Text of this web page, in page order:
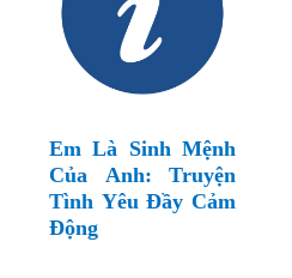
Em Là Sinh Mệnh
Của Anh: Truyện
Tình Yêu Đầy Cảm
Động